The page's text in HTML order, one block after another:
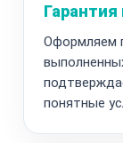
Оформляем
понятные